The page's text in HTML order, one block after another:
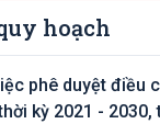
hoạch
phê duyệt điều
kỳ 2021 -